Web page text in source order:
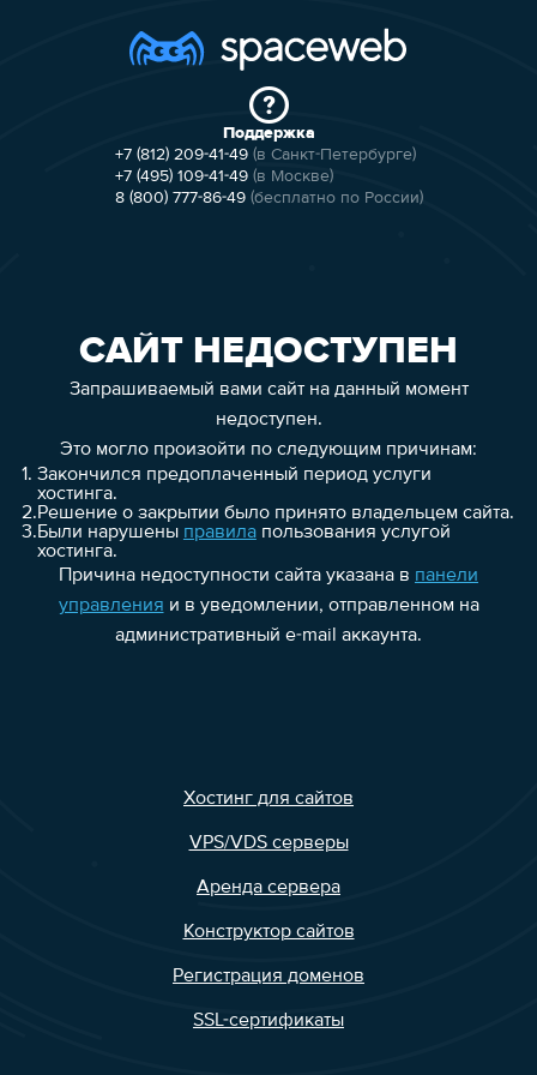
Поддержка
+7 (812) 209-41-49 (в Санкт-Петербурге)
+7 (495) 109-41-49 (в Москве)
8 (800) 777-86-49 (бесплатно по России)
САЙТ НЕДОСТУПЕН
Запрашиваемый вами сайт на данный момент
недоступен.
Это могло произойти по следующим причинам:
1. Закончился предоплаченный период услуги
хостинга.
2.Решение о закрытии было принято владельцем сайта.
3.Были нарушены правилапользования услугой
хостинга.
Причина недоступности сайта указана в панели
управления и в уведомлении, отправленном на
административный e-mail аккаунта.
Хостинг для сайтов
VPS/VDS серверы
Аренда сервера
Конструктор сайтов
Регистрация доменов
SSL-сертификаты